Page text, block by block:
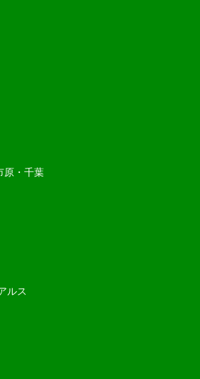
原・千葉
ルス